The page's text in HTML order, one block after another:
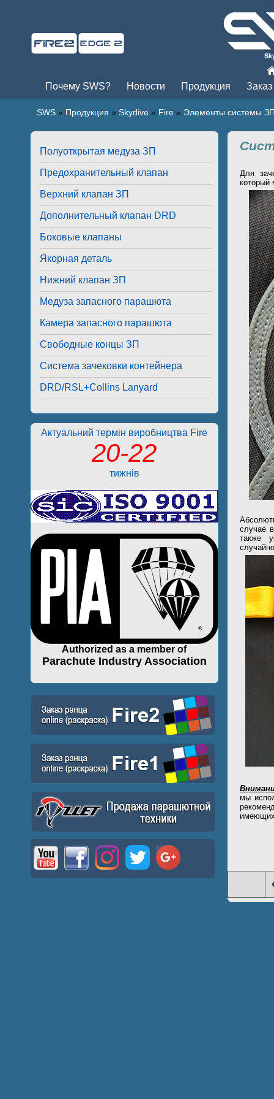
Почему SWS? Новости Продукция Заказ
SWS » Продукция » Skydive » Fire » Элементы системы
Полуоткрытая медуза ЗП
Предохранительный клапан
Верхний клапан ЗП
Дополнительный клапан DRD
Боковые клапаны
Якорная деталь
Нижний клапан ЗП
Медуза запасного парашюта
Камера запасного парашюта
Свободные концы ЗП
Система зачековки контейнера
DRD/RSL+Collins Lanyard
Актуальний термін виробництва Fire
20-22
тижнів
Authorized as a member of
Parachute Industry Association
Для
который
случае
также
мы